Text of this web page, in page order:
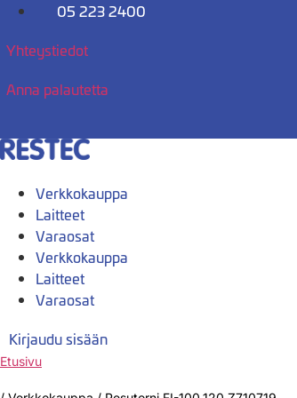
Mene
05 223 2400
Yhteystiedot
Anna palautetta
Verkkokauppa
Laitteet
Varaosat
Verkkokauppa
Laitteet
Varaosat
Kirjaudu sisään
Etusivu